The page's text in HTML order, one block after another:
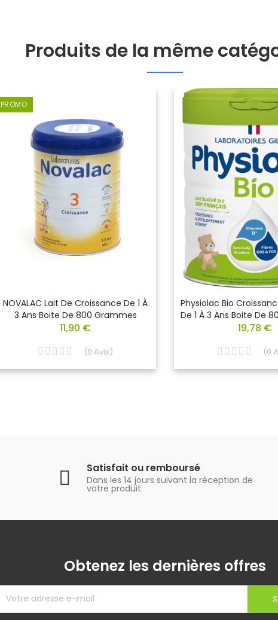
Produits de la même
PROMO
NOVALAC Lait De Croissance De 1 À
3 Ans Boite De 800 Grammes
11,90 €
(0 Avis)
Physiolac Bio
De 1 À 3 Ans Boite De
19,78 €
(0
Satisfait ou remboursé
Dans les 14 jours suivant la réception de
votre produit
Obtenez les dernières offres